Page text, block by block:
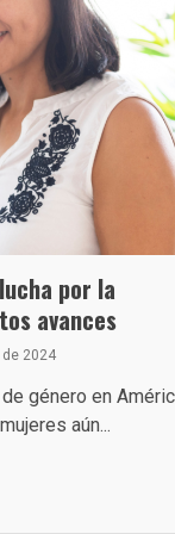
por la
avances
2024
género en
aún...